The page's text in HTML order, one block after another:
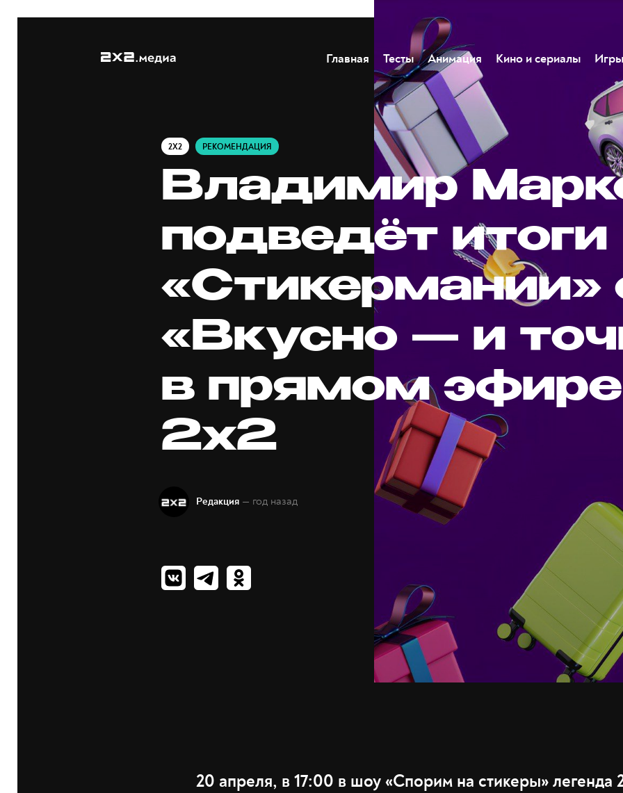
Главная Тесты Анимация Кино и сериалы Игры
2X2 РЕКОМЕНДАЦИЯ
Владимир
подведёт итоги
«Стикермании»
«Вкусно — и
в прямом эфире
2х2
Редакция — год назад
20 апреля, в 17:00 в шоу «Спорим на стикеры» легенда